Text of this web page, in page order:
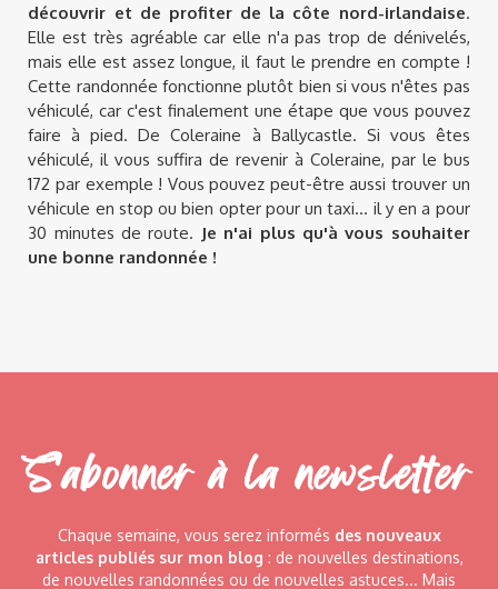
découvrir et de profiter de la côte nord-irlandaise.
Elle est très agréable car elle n'a pas trop de dénivelés,
mais elle est assez longue, il faut le prendre en compte !
Cette randonnée fonctionne plutôt bien si vous n'êtes pas
véhiculé, car c'est finalement une étape que vous pouvez
faire à pied. De Coleraine à Ballycastle. Si vous êtes
véhiculé, il vous suffira de revenir à Coleraine, par le bus
172 par exemple ! Vous pouvez peut-être aussi trouver un
véhicule en stop ou bien opter pour un taxi... il y en a pour
30 minutes de route. Je n'ai plus qu'à vous souhaiter
une bonne randonnée !
S'abonner à la newsletter
Chaque semaine, vous serez informés des nouveaux
articles publiés sur mon blog : de nouvelles destinations,
de nouvelles randonnées ou de nouvelles astuces... Mais